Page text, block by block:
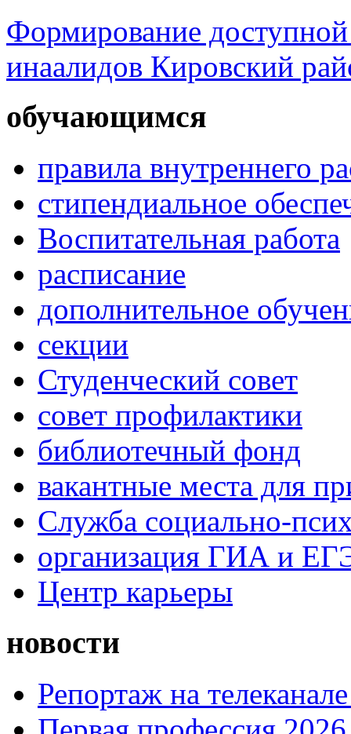
Формирование доступной
инаалидов Кировский
обучающимся
правила внутреннего
стипендиальное
Воспитательная работа
расписание
дополнительное
секции
Студенческий совет
совет профилактики
библиотечный фонд
вакантные места для
Служба социально-
организация ГИА и
Центр карьеры
новости
Репортаж на